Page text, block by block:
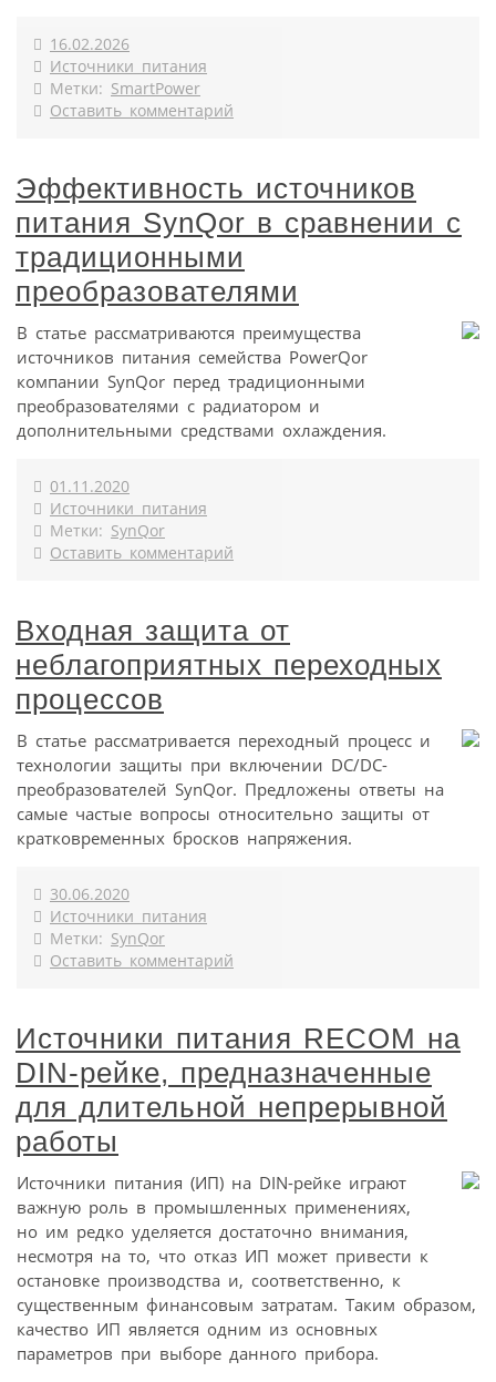
16.02.2026
Источники питания
Метки: SmartPower
Оставить комментарий
Эффективность источников
питания SynQor в сравнении с
традиционными
преобразователями
В статье рассматриваются преимущества
источников питания семейства PowerQor
компании SynQor перед традиционными
преобразователями с радиатором и
дополнительными средствами охлаждения.
01.11.2020
Источники питания
Метки: SynQor
Оставить комментарий
Входная защита от
неблагоприятных переходных
процессов
В статье рассматривается переходный процесс и
технологии защиты при включении DC/DC-
преобразователей SynQor. Предложены ответы на
самые частые вопросы относительно защиты от
кратковременных бросков напряжения.
30.06.2020
Источники питания
Метки: SynQor
Оставить комментарий
Источники питания RECOM на
DIN-рейке, предназначенные
для длительной непрерывной
работы
Источники питания (ИП) на DIN-рейке играют
важную роль в промышленных применениях,
но им редко уделяется достаточно внимания,
несмотря на то, что отказ ИП может привести к
остановке производства и, соответственно, к
существенным финансовым затратам. Таким образом,
качество ИП является одним из основных
параметров при выборе данного прибора.